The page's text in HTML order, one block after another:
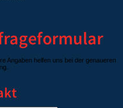
Angaben helfen uns bei der genaueren